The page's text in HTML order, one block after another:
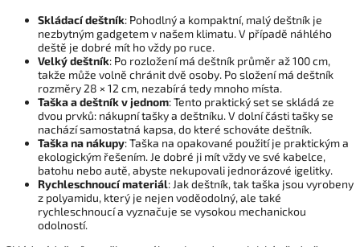
Skládací deštník: Pohodlný a kompaktní, malý deštník je
nezbytným gadgetem v našem klimatu. V případě náhlého
deště je dobré mít ho vždy po ruce.
Velký deštník: Po rozložení má deštník průměr až 100 cm,
takže může volně chránit dvě osoby. Po složení má deštník
rozměry 28 × 12 cm, nezabírá tedy mnoho místa.
Taška a deštník v jednom: Tento praktický set se skládá ze
dvou prvků: nákupní tašky a deštníku. V dolní části tašky se
nachází samostatná kapsa, do které schováte deštník.
Taška na nákupy: Taška na opakované použití je praktickým a
ekologickým řešením. Je dobré ji mít vždy ve své kabelce,
batohu nebo autě, abyste nekupovali jednorázové igelitky.
Rychleschnoucí materiál: Jak deštník, tak taška jsou vyrobeny
z polyamidu, který je nejen voděodolný, ale také
rychleschnoucí a vyznačuje se vysokou mechanickou
odolností.